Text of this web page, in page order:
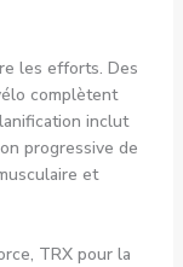
les efforts. Des
complètent
inclut
progressive de
et
TRX pour la